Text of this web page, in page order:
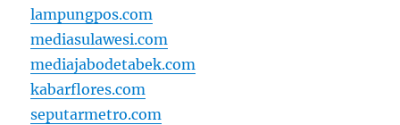
lampungpos.com
mediasulawesi.com
mediajabodetabek.com
kabarflores.com
seputarmetro.com